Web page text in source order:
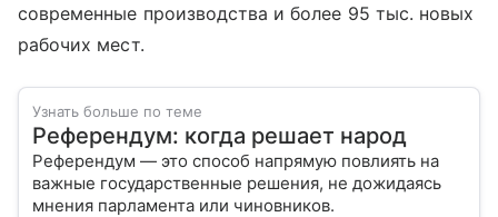
современные производства и более 95 тыс. новых
рабочих мест.
Узнать больше по теме
Референдум: когда решает народ
Референдум — это способ напрямую повлиять на
важные государственные решения, не дожидаясь
мнения парламента или чиновников.